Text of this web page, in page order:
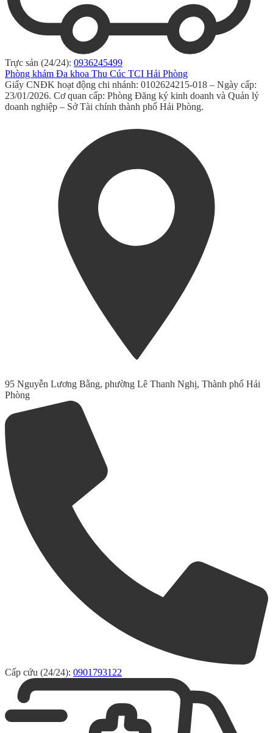
Trực sản (24/24): 0936245499
Phòng khám Đa khoa Thu Cúc TCI Hải Phòng
Giấy CNĐK hoạt động chi nhánh: 0102624215-018 – Ngày cấp:
23/01/2026. Cơ quan cấp: Phòng Đăng ký kinh doanh và Quản lý
doanh nghiệp – Sở Tài chính thành phố Hải Phòng.
95 Nguyễn Lương Bằng, phường Lê Thanh Nghị, Thành phố Hải
Phòng
Cấp cứu (24/24): 0901793122